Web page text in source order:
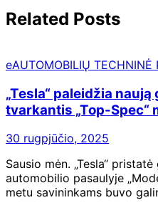
Related Posts
eAUTOMOBILIŲ TECHNINĖ
„Tesla“ paleidžia
tvarkantis „Top-Spec“
30 rugpjūčio, 2025
Sausio mėn. „Tesla“
automobilio pasaulyje
metu savininkams buvo